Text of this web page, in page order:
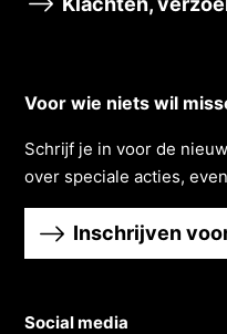
Voor wie niets wil
Schrĳf je in voor de
over speciale acties,
Inschrijven
Social media